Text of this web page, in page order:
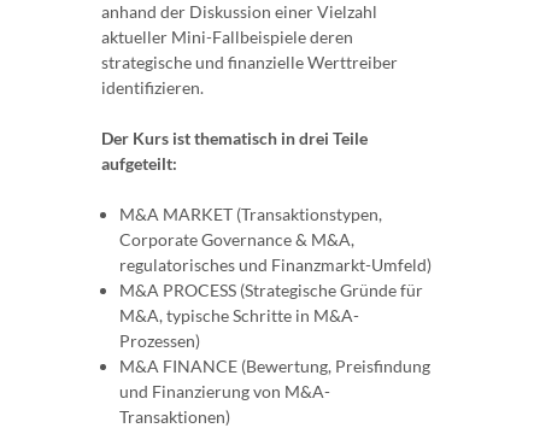
anhand der Diskussion einer Vielzahl
aktueller Mini-Fallbeispiele deren
strategische und finanzielle Werttreiber
identifizieren.
Der Kurs ist thematisch in drei Teile
aufgeteilt:
M&A MARKET (Transaktionstypen,
Corporate Governance & M&A,
regulatorisches und Finanzmarkt-Umfeld)
M&A PROCESS (Strategische Gründe für
M&A, typische Schritte in M&A-
Prozessen)
M&A FINANCE (Bewertung, Preisfindung
und Finanzierung von M&A-
Transaktionen)